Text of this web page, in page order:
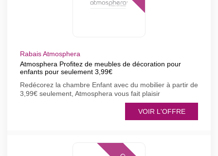
Rabais Atmosphera
Atmosphera Profitez de meubles de décoration pour
enfants pour seulement 3,99€
Redécorez la chambre Enfant avec du mobilier à partir de
3,99€ seulement, Atmosphera vous fait plaisir
VOIR L'OFFRE